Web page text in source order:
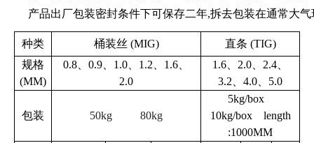
产品出厂包装密封条件下可保存二年,拆去包装在通常大
种类 桶装丝 (MIG) 直条 (TIG)
规格
(MM)
0.8 0.9 1.0 1.2 1.6
2.0
1.6 2.0 2.4
3.2
4.0 5.0
包装 50kg 80kg
5kg/box
10kg/box length
:1000MM